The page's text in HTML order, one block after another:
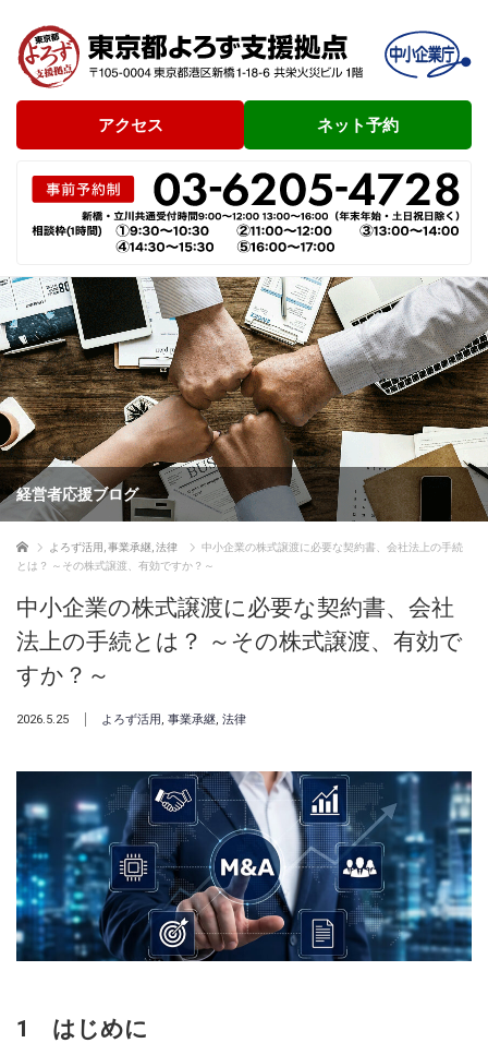
アクセス ネット予約
経営者応援ブログ
ホーム よろず活用 ,事業承継,法律
中小企業の株式譲渡に必要な契約書、会社法上の手続
とは？ ～その株式譲渡、有効ですか？～
中小企業の株式譲渡に必要な契約書、会社
法上の手続とは？ ～その株式譲渡、有効で
すか？～
2026.5.25 よろず活用 , 事業承継, 法律
1 はじめに